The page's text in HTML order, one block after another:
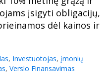
įsigyti obligacijų,
dėl kainos ir
, Investuotojas, įmonių
, Verslo Finansavimas